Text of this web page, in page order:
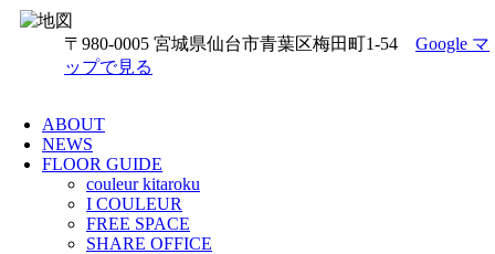
〒980-0005 宮城県仙台市青葉区梅田町1-54 Google マ
ップで見る
ABOUT
NEWS
FLOOR GUIDE
couleur kitaroku
I COULEUR
FREE SPACE
SHARE OFFICE